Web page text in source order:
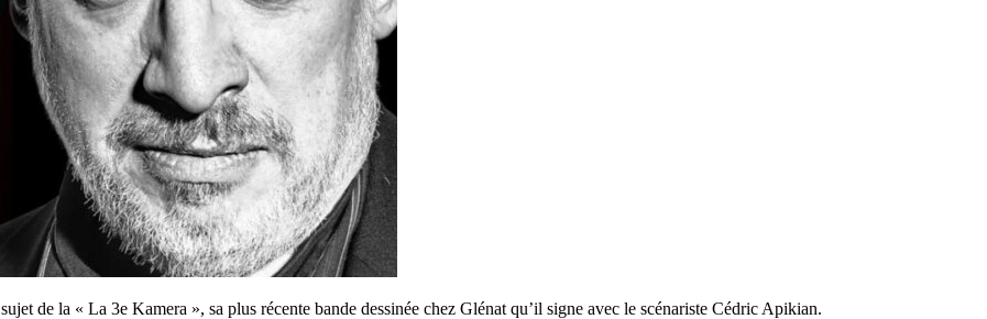
de la « La 3e Kamera », sa plus récente bande dessinée chez Glénat qu’il signe avec le scénariste Cédric Apikian.